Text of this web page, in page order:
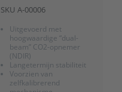
sensor en regelaar met
relaisuitgangen
SKU A-00006
Uitgevoerd met
hoogwaardige “dual-
beam” CO2-opnemer
(NDIR)
Langetermijn stabiliteit
Voorzien van
zelfkalibrerend